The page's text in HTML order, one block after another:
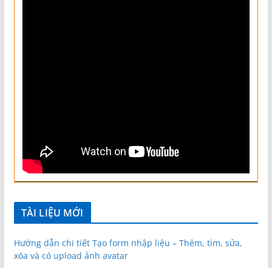
TÀI LIỆU MỚI
Hướng dẫn chi tiết Tạo form nhập liệu – Thêm, tìm, sửa,
xóa và có upload ảnh avatar